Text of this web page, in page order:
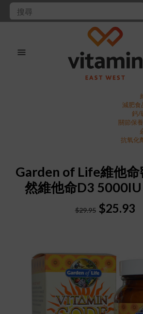
減肥
鈣/
關節保
抗氧
Garden of Life維他命
然維他命D3
$29.95 Original
$25.93